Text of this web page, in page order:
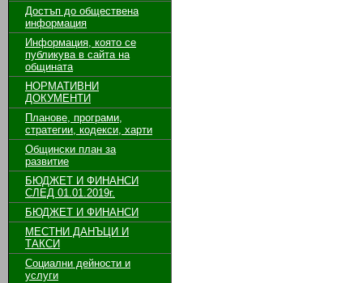
Достъп до обществена
информация
Информация, която се
публикува в сайта на
общината
НОРМАТИВНИ
ДОКУМЕНТИ
Планове, програми,
стратегии, кодекси, харти
Общински план за
развитие
БЮДЖЕТ И ФИНАНСИ
СЛЕД 01.01.2019г.
БЮДЖЕТ И ФИНАНСИ
МЕСТНИ ДАНЪЦИ И
ТАКСИ
Социални дейности и
услуги